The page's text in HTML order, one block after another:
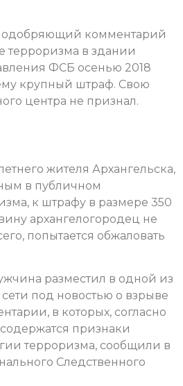
одобряющий комментарий
терроризма в здании
ФСБ осенью 2018
крупный штраф. Свою
центра не признал.
жителя Архангельска,
в публичном
к штрафу в размере 350
архангелогородец не
попытается обжаловать
разместил в одной из
под новостью о взрыве
в которых, согласно
признаки
терроризма, сообщили в
Следственного